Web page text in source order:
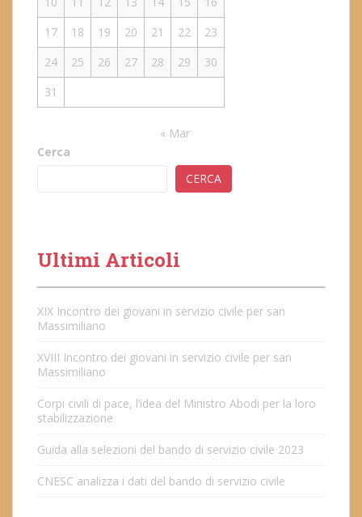
17
18 19 20 21 22
23
24
25 26 27 28 29
30
31
« Mar
Cerca
CERCA
Ultimi Articoli
XIX Incontro dei giovani in servizio civile per san
Massimiliano
XVIII Incontro dei giovani in servizio civile per san
Massimiliano
Corpi civili di pace, l’idea del Ministro Abodi per la loro
stabilizzazione
Guida alla selezioni del bando di servizio civile 2023
CNESC analizza i dati del bando di servizio civile